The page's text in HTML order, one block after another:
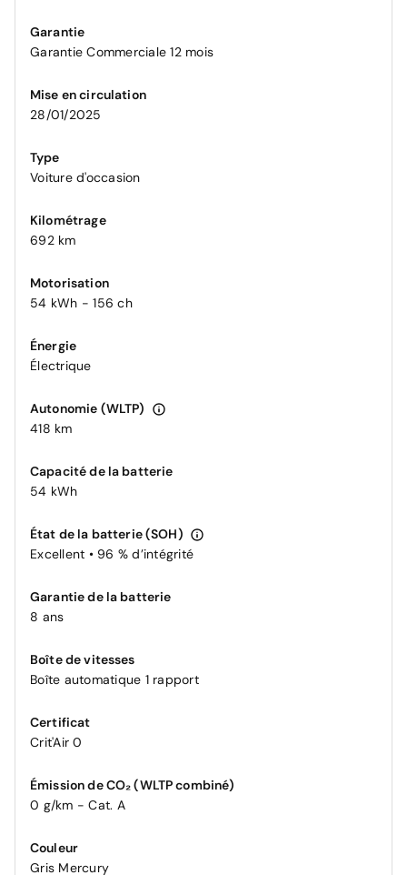
Garantie
Garantie Commerciale 12 mois
Mise en circulation
28/01/2025
Type
Voiture d'occasion
Kilométrage
692 km
Motorisation
54 kWh - 156 ch
Énergie
Électrique
Autonomie (WLTP)
418 km
Capacité de la batterie
54 kWh
État de la batterie (SOH)
Excellent • 96 % d’intégrité
Garantie de la batterie
8 ans
Boîte de vitesses
Boîte automatique 1 rapport
Certificat
Crit'Air 0
Émission de CO₂ (WLTP combiné)
0 g/km - Cat. A
Couleur
Gris Mercury